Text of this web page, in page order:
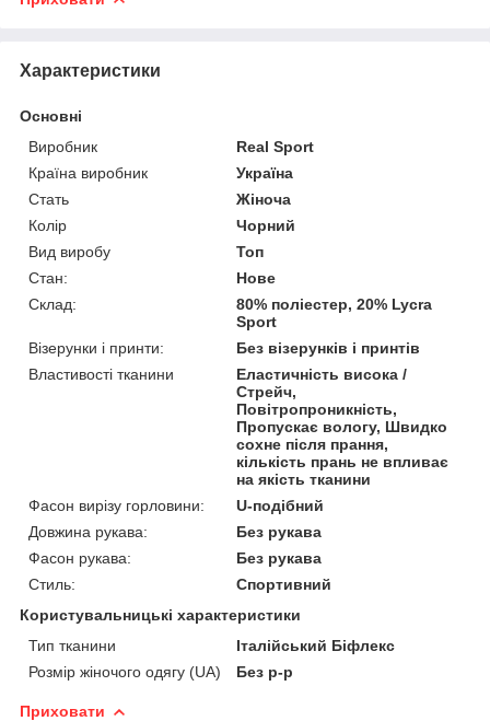
Характеристики
Основні
Виробник
Real Sport
Країна виробник
Україна
Стать
Жіноча
Колір
Чорний
Вид виробу
Топ
Стан:
Нове
Склад:
80% поліестер, 20% Lycra
Sport
Візерунки і принти:
Без візерунків і принтів
Властивості тканини
Еластичність висока /
Стрейч,
Повітропроникність,
Пропускає вологу, Швидко
сохне після прання,
кількість прань не впливає
на якість тканини
Фасон вирізу горловини:
U-подібний
Довжина рукава:
Без рукава
Фасон рукава:
Без рукава
Стиль:
Спортивний
Користувальницькі характеристики
Тип тканини
Італійський Біфлекс
Розмір жіночого одягу (UA)
Без р-р
Приховати